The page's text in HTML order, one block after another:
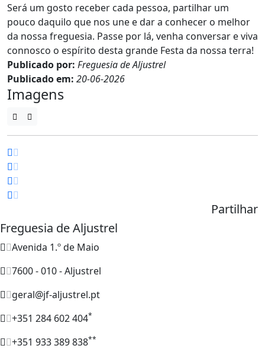
Será um gosto receber cada pessoa, partilhar um
pouco daquilo que nos une e dar a conhecer o melhor
da nossa freguesia. Passe por lá, venha conversar e viva
connosco o espírito desta grande Festa da nossa terra!
Publicado por: Freguesia de Aljustrel
Publicado em: 20-06-2026
Imagens
Partilhar
Freguesia de Aljustrel
Avenida 1.º de Maio
7600 - 010 - Aljustrel
geral@jf-aljustrel.pt
+351 284 602 404*
+351 933 389 838**